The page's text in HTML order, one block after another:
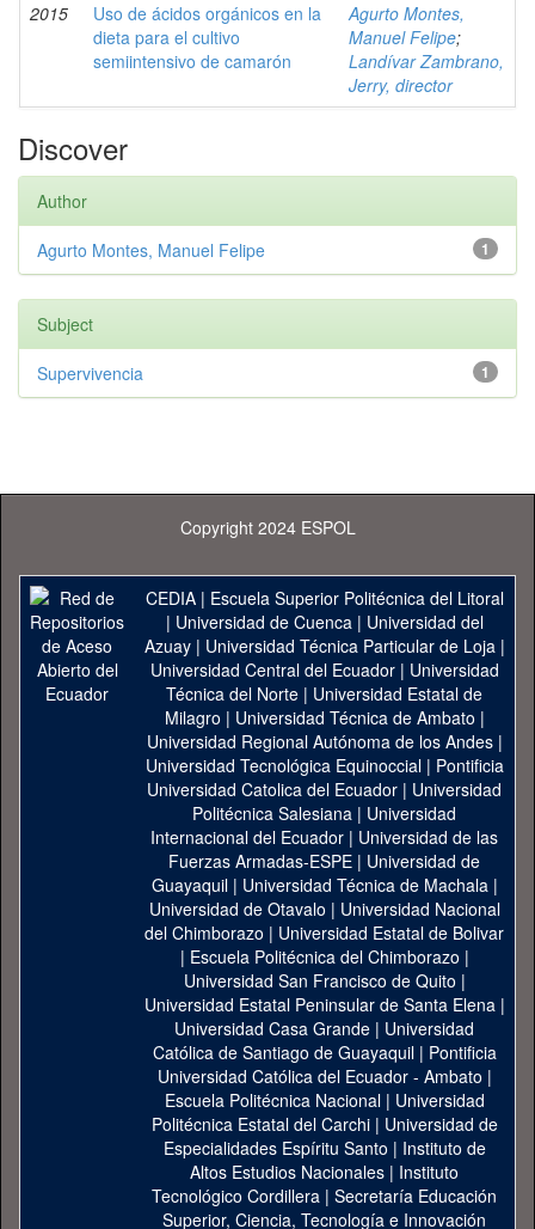
2015
Uso de ácidos orgánicos en la
dieta para el cultivo
semiintensivo de camarón
Agurto Montes,
Manuel Felipe;
Landívar Zambrano,
Jerry, director
Discover
Author
1
Agurto Montes, Manuel Felipe
Subject
1
Supervivencia
Copyright 2024 ESPOL
CEDIA| Escuela Superior Politécnica del Litoral
| Universidad de Cuenca| Universidad del
Azuay| Universidad Técnica Particular de Loja|
Universidad Central del Ecuador| Universidad
Técnica del Norte | Universidad Estatal de
Milagro | Universidad Técnica de Ambato |
Universidad Regional Autónoma de los Andes|
Universidad Tecnológica Equinoccial| Pontificia
Universidad Catolica del Ecuador | Universidad
Politécnica Salesiana | Universidad
Internacional del Ecuador | Universidad de las
Fuerzas Armadas-ESPE | Universidad de
Guayaquil| Universidad Técnica de Machala|
Universidad de Otavalo | Universidad Nacional
del Chimborazo | Universidad Estatal de Bolivar
| Escuela Politécnica del Chimborazo |
Universidad San Francisco de Quito |
Universidad Estatal Peninsular de Santa Elena|
Universidad Casa Grande | Universidad
Católica de Santiago de Guayaquil| Pontificia
Universidad Católica del Ecuador - Ambato |
Escuela Politécnica Nacional| Universidad
Politécnica Estatal del Carchi| Universidad de
Especialidades Espíritu Santo | Instituto de
Altos Estudios Nacionales | Instituto
Tecnológico Cordillera | Secretaría Educación
Superior, Ciencia, Tecnología e Innovación